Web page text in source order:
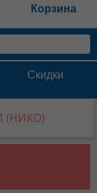
Корзина
Скидки
(НИКО)